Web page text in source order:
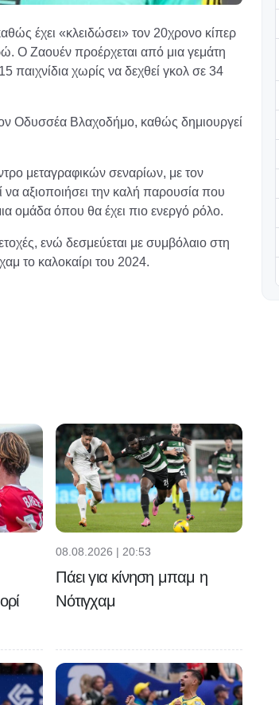
έχει «κλειδώσει» τον 20χρονο κίπερ
Ο Ζαουέν προέρχεται από μια γεμάτη
παιχνίδια χωρίς να δεχθεί γκολ σε 34
Οδυσσέα Βλαχοδήμο, καθώς δημιουργεί
μεταγραφικών σεναρίων, με τον
να αξιοποιήσει την καλή παρουσία που
ομάδα όπου θα έχει πιο ενεργό ρόλο.
ενώ δεσμεύεται με συμβόλαιο στη
το καλοκαίρι του 2024.
08.08.2026 | 20:53
Πάει για κίνηση μπαμ η
Νότιγχαμ